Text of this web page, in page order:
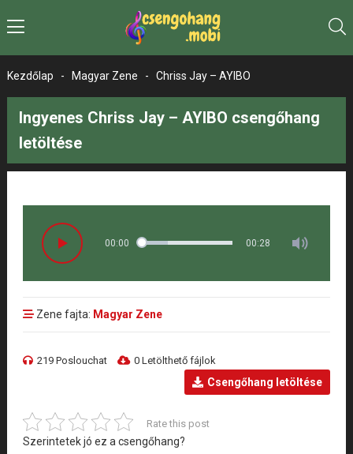
Kezdőlap - Magyar Zene - Chriss Jay – AYIBO
Ingyenes Chriss Jay – AYIBO csengőhang
letöltése
00:00 00:28
Zene fajta: Magyar Zene
219 Poslouchat 0 Letölthető fájlok
Csengőhang letöltése
Rate this post
Szerintetek jó ez a csengőhang?